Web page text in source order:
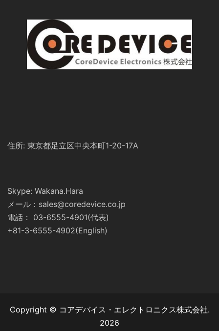
住所: 東京都足立区中央本町1-20-17A
Skype: Wakana.Hara
メール：sales@coredevice.co.jp
電話： 03-6555-4901(代表)
+81-3-6555-4902(English)
Copyright © コアデバイス・エレクトロニクス株式会社.
2026